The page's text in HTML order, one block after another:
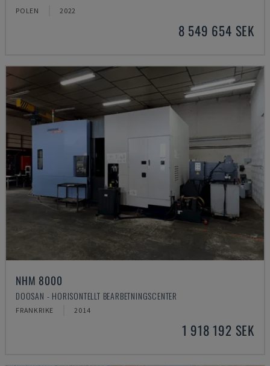
POLEN 2022
8 549 654 SEK
NHM 8000
DOOSAN - HORISONTELLT BEARBETNINGSCENTER
FRANKRIKE 2014
1 918 192 SEK